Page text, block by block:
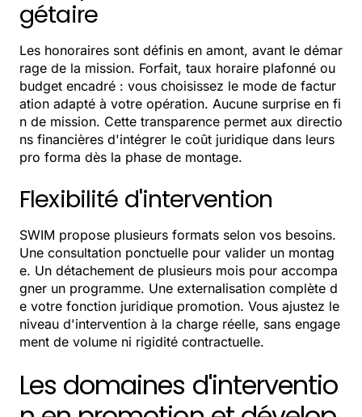
gétaire
Les honoraires sont définis en amont, avant le démar
rage de la mission. Forfait, taux horaire plafonné ou
budget encadré : vous choisissez le mode de factur
ation adapté à votre opération. Aucune surprise en fi
n de mission. Cette transparence permet aux directio
ns financières d'intégrer le coût juridique dans leurs
pro forma dès la phase de montage.
Flexibilité d'intervention
SWIM propose plusieurs formats selon vos besoins.
Une consultation ponctuelle pour valider un montag
e. Un détachement de plusieurs mois pour accompa
gner un programme. Une externalisation complète d
e votre fonction juridique promotion. Vous ajustez le
niveau d'intervention à la charge réelle, sans engage
ment de volume ni rigidité contractuelle.
Les domaines d'interventio